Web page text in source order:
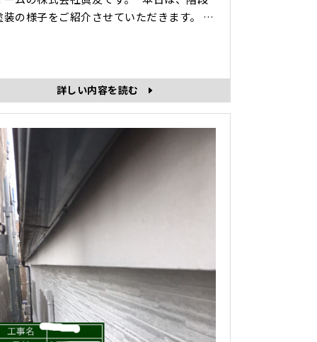
装の様子をご紹介させていただきます。
詳しい内容を読む